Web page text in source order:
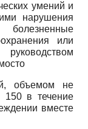
умений и
нарушения
или
объемом не
в течение
вместе